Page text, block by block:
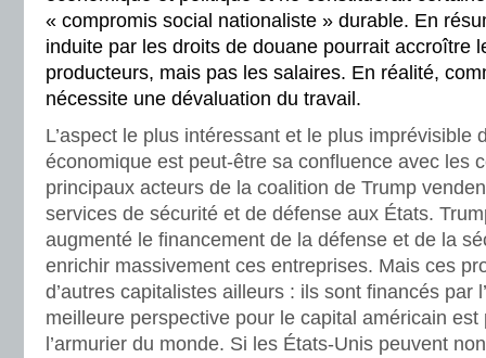
« compromis social nationaliste » durable. En
induite par les droits de douane pourrait accroître
producteurs, mais pas les salaires. En réalité,
nécessite une dévaluation du travail.
L’aspect le plus intéressant et le plus imprévisible
économique est peut-être sa confluence avec les
principaux acteurs de la coalition de Trump
services de sécurité et de défense aux États.
augmenté le financement de la défense et de la
enrichir massivement ces entreprises. Mais ces
d’autres capitalistes ailleurs : ils sont financés par
meilleure perspective pour le capital américain
l’armurier du monde. Si les États-Unis peuvent